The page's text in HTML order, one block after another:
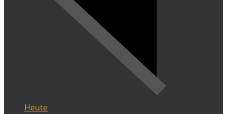
Heute